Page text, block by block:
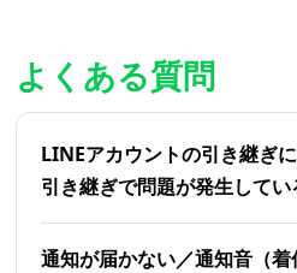
よくある質問
LINEアカウントの引き継ぎ
引き継ぎで問題が発生してい
通知が届かない／通知音（